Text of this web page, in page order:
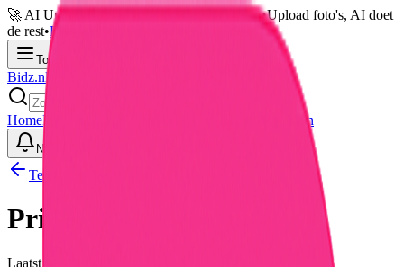
🚀 AI Upload: Veiling online in 30 seconden•Upload foto's, AI doet
de rest•Probeer nu gratis →
Toggle menu
Bidz.nl
HomeHoe het werkt Product uploaden
Notificaties
Terug naar home
Privacybeleid
Laatst bijgewerkt: